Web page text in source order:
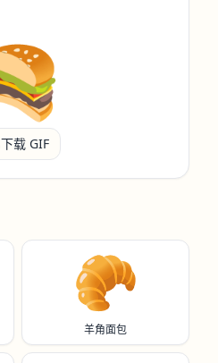
下载 GIF
🥐
羊角面包